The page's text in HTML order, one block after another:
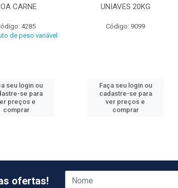
CARNE
4285
de peso variável
seu login ou
se para
preços e
comprar
UNIAVES 20KG
Código: 9099
Faça seu login ou
cadastre-se para
ver preços e
comprar
ofertas!